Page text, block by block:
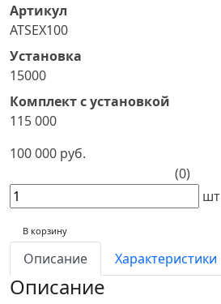
Артикул
ATSEX100
Установка
15000
Комплект с установкой
115 000
100 000 руб.
(0)
шт
В корзину
Описание Характеристики
Описание